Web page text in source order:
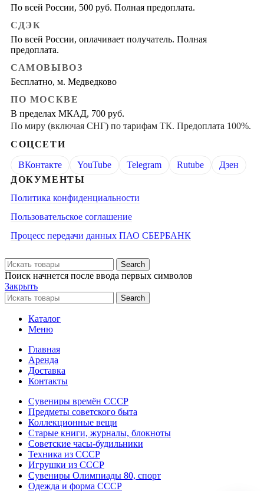
По всей России, 500 руб. Полная предоплата.
СДЭК
По всей России, оплачивает получатель. Полная
предоплата.
САМОВЫВОЗ
Бесплатно, м. Медведково
ПО МОСКВЕ
В пределах МКАД, 700 руб.
По миру (включая СНГ) по тарифам ТК. Предоплата 100%.
СОЦСЕТИ
ВКонтакте YouTube Telegram Rutube
Дзен
ДОКУМЕНТЫ
Политика конфиденциальности
Пользовательское соглашение
Процесс передачи данных ПАО СБЕРБАНК
Search
Поиск начнется после ввода первых символов
Закрыть
Search
Каталог
Меню
Главная
Аренда
Доставка
Контакты
Сувениры времён СССР
Предметы советского быта
Коллекционные вещи
Старые книги, журналы, блокноты
Советские часы-будильники
Техника из СССР
Игрушки из СССР
Сувениры Олимпиады 80, спорт
Одежда и форма СССР